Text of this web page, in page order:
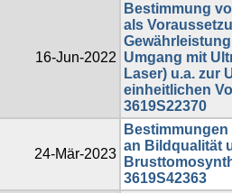
16-Jun-2022
Bestimmung
als
Umgang mit
Laser) u.a. zur
einheitlichen
3619S22370
24-Mär-2023
an Bildqualität
3619S42363